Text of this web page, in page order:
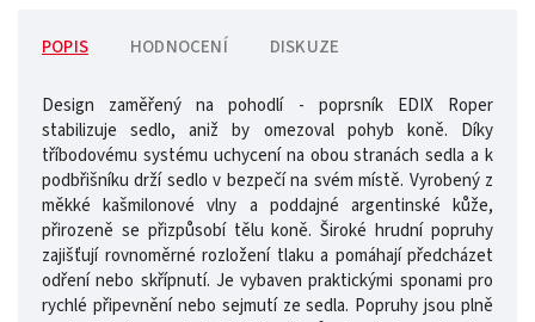
POPIS HODNOCENÍ DISKUZE
Design zaměřený na pohodlí - poprsník EDIX Roper
stabilizuje sedlo, aniž by omezoval pohyb koně. Díky
tříbodovému systému uchycení na obou stranách sedla a k
podbřišníku drží sedlo v bezpečí na svém místě. Vyrobený z
měkké kašmilonové vlny a poddajné argentinské kůže,
přirozeně se přizpůsobí tělu koně. Široké hrudní popruhy
zajišťují rovnoměrné rozložení tlaku a pomáhají předcházet
odření nebo skřípnutí. Je vybaven praktickými sponami pro
rychlé připevnění nebo sejmutí ze sedla. Popruhy jsou plně